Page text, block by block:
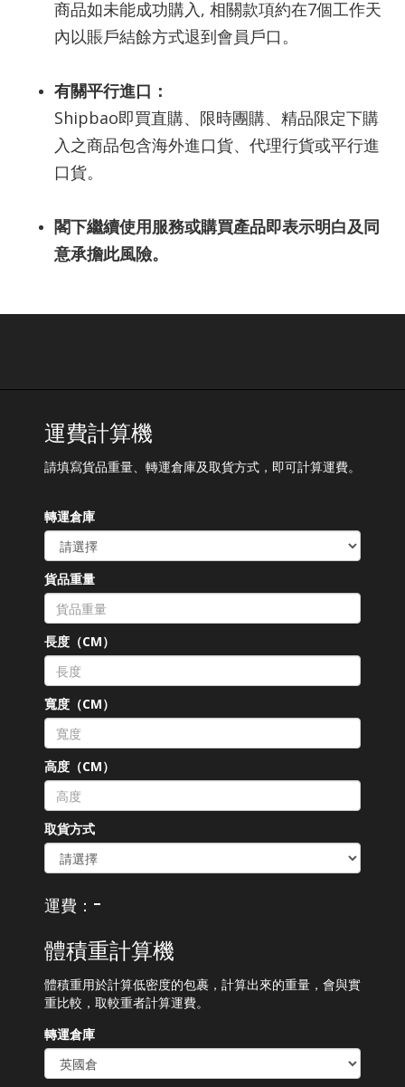
商品如未能成功購入, 相關款項約在7個工作天
內以賬戶結餘方式退到會員戶口。
有關平行進口：
Shipbao即買直購、限時團購、精品限定下購
入之商品包含海外進口貨、代理行貨或平行進
口貨。
閣下繼續使用服務或購買產品即表示明白及同
意承擔此風險。
運費計算機
請填寫貨品重量、轉運倉庫及取貨方式，即可計算運費。
轉運倉庫
貨品重量
長度（CM）
寬度（CM）
高度（CM）
取貨方式
運費： -
體積重計算機
體積重用於計算低密度的包裹，計算出來的重量，會與實
重比較，取較重者計算運費。
轉運倉庫